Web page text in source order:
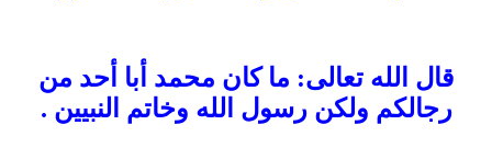
قال الله تعالى: ما كان محمد أبا أحد من
رجالكم ولكن رسول الله وخاتم النبيين .